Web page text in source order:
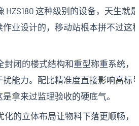
HZS180 这种级别的设备，天生就是
作业设计的，移动站根本拼不过这
封闭的楼式结构和重型称重系统，
能力。配比精准度直接影响高标
拿来过监理验收的硬底气。
化的立体布局让物料下落更顺畅，